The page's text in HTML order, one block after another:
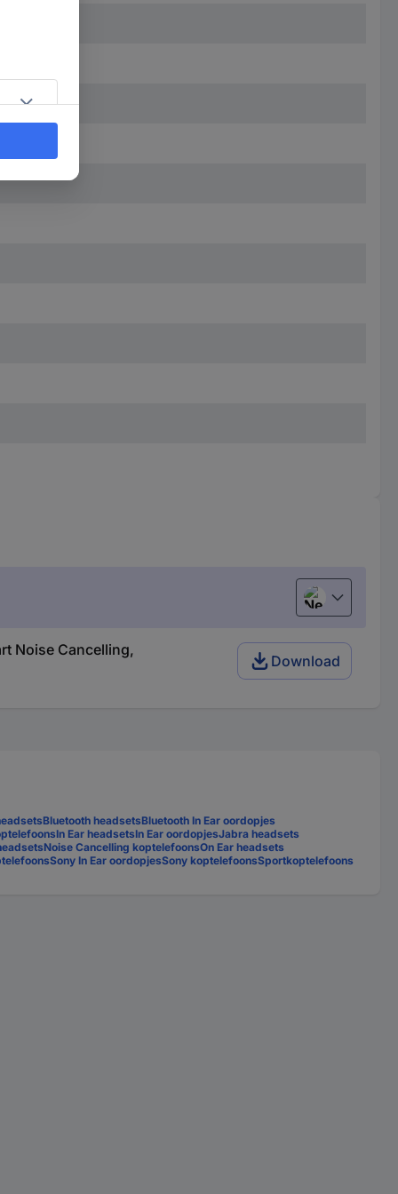
Nederlands
Noise Cancelling,
Download
Bluetooth headsetsBluetooth In Ear oordopjes
In Ear headsetsIn Ear oordopjesJabra headsets
Noise Cancelling koptelefoonsOn Ear headsets
Sony In Ear oordopjesSony koptelefoonsSportkoptelefoons